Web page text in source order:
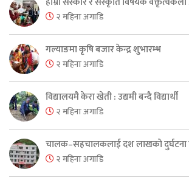
२ महिना अगाडि
गल्याङमा कृषि बजार केन्द्र शुभारम्भ
२ महिना अगाडि
विद्यालयमै केरा खेती : उद्यमी बन्दै विद्यार्थी
२ महिना अगाडि
चालक–सहचालकलाई दश लाखको दुर्घटना
२ महिना अगाडि